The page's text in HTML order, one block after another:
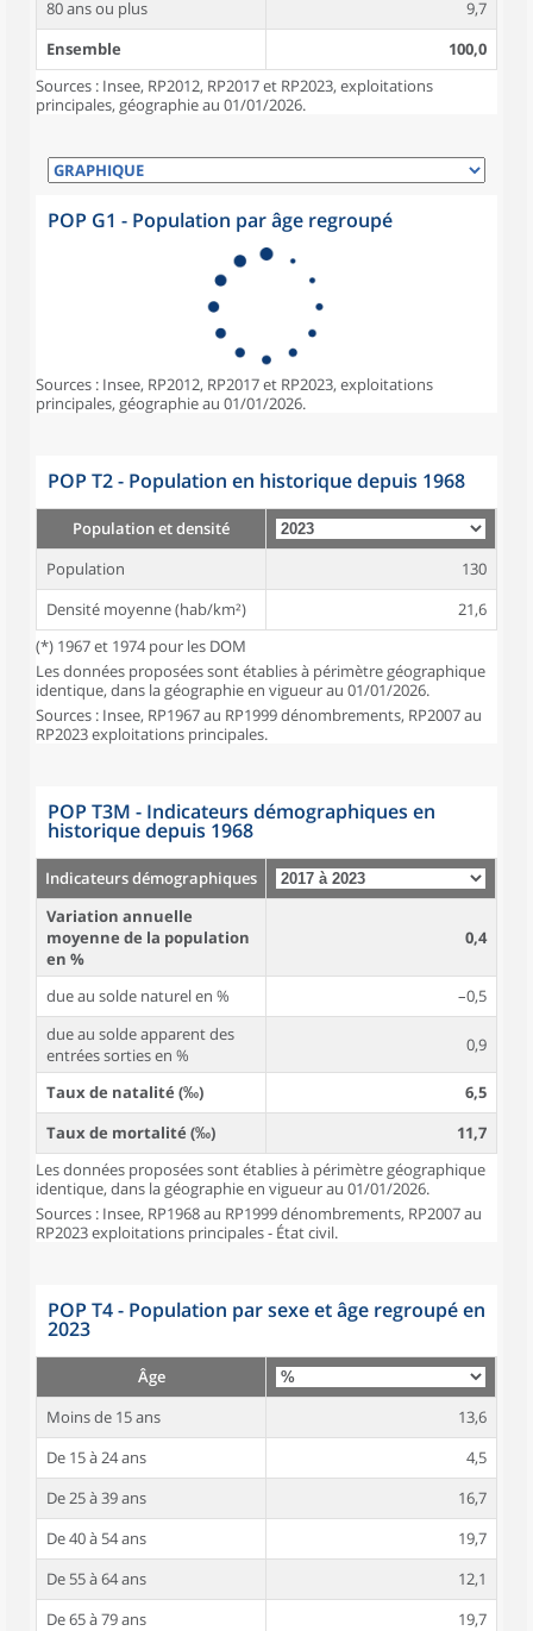
80 ans ou plus
9,7
Ensemble
100,0
Sources : Insee, RP2012, RP2017 et RP2023, exploitations
principales, géographie au 01/01/2026.
POP G1 - Population par âge regroupé
Sources : Insee, RP2012, RP2017 et RP2023, exploitations
principales, géographie au 01/01/2026.
POP T2 - Population en historique depuis 1968
Population et densité
Population
130
Densité moyenne (hab/km²)
21,6
(*) 1967 et 1974 pour les DOM
Les données proposées sont établies à périmètre géographique
identique, dans la géographie en vigueur au 01/01/2026.
Sources : Insee, RP1967 au RP1999 dénombrements, RP2007 au
RP2023 exploitations principales.
POP T3M - Indicateurs démographiques en
historique depuis 1968
Indicateurs démographiques
Variation annuelle
moyenne de la population
en %
0,4
due au solde naturel en %
–0,5
due au solde apparent des
entrées sorties en %
0,9
Taux de natalité (‰)
6,5
Taux de mortalité (‰)
11,7
Les données proposées sont établies à périmètre géographique
identique, dans la géographie en vigueur au 01/01/2026.
Sources : Insee, RP1968 au RP1999 dénombrements, RP2007 au
RP2023 exploitations principales - État civil.
POP T4 - Population par sexe et âge regroupé en
2023
Âge
Moins de 15 ans
13,6
De 15 à 24 ans
4,5
De 25 à 39 ans
16,7
De 40 à 54 ans
19,7
De 55 à 64 ans
12,1
De 65 à 79 ans
19,7